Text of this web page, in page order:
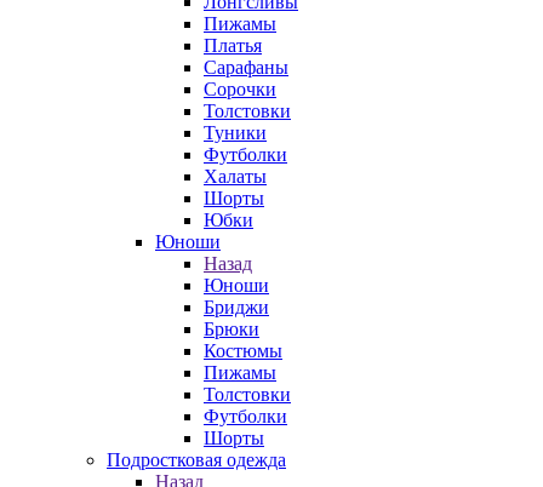
Пижамы
Платья
Сарафаны
Сорочки
Толстовки
Туники
Футболки
Халаты
Шорты
Юбки
Юноши
Назад
Юноши
Бриджи
Брюки
Костюмы
Пижамы
Толстовки
Футболки
Шорты
Подростковая одежда
Назад